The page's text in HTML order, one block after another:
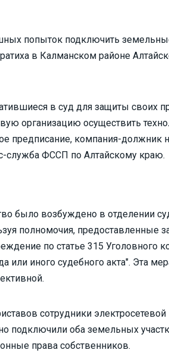
попыток подключить
в Калманском районе
в суд для защиты своих
организацию осуществить
предписание, компания-должник
служба ФССП по Алтайскому краю.
было возбуждено в отделении
полномочия, предоставленные
по статье 315 Уголовного
или иного судебного акта". Эта
сотрудники
подключили оба земельных
права собственников.